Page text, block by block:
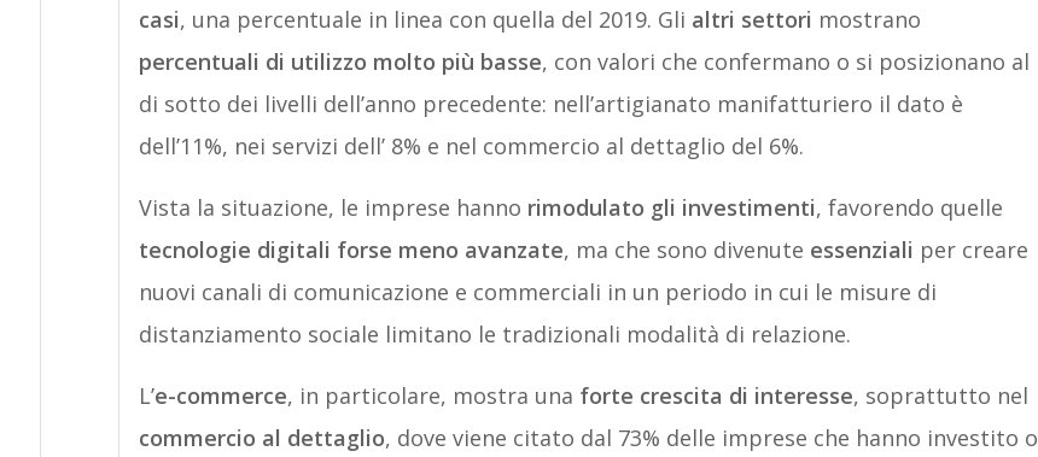
casi, una percentuale in linea con quella del 2019. Gli altri settori mostrano
percentuali di utilizzo molto più basse, con valori che confermano o si posizionano al
di sotto dei livelli dell’anno precedente: nell’artigianato manifatturiero il dato è
dell’11%, nei servizi dell’ 8% e nel commercio al dettaglio del 6%.
Vista la situazione, le imprese hanno rimodulato gli investimenti, favorendo quelle
tecnologie digitali forse meno avanzate, ma che sono divenute essenziali per creare
nuovi canali di comunicazione e commerciali in un periodo in cui le misure di
distanziamento sociale limitano le tradizionali modalità di relazione.
L’e-commerce, in particolare, mostra una forte crescita di interesse, soprattutto nel
commercio al dettaglio, dove viene citato dal 73% delle imprese che hanno investito o